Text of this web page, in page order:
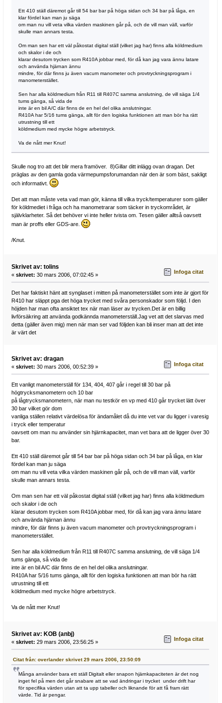
Ett 410 ställ däremot går till 54 bar bar på höga sidan och 34 bar på låga, en
klar fördel kan man ju säga
om man nu vill veta vilka värden maskinen går på, och de vill man väll, varför
skulle man annars testa.
Om man sen har ett väl påkostat digital ställ (vilket jag har) finns alla köldmedium
och skalor i de och
klarar desutom trycken som R410A jobbar med, för då kan jag vara ännu latare
och använda hjärnan ännu
mindre, för där finns ju även vacum manometer och provtryckningsprogram i
manometerstället.
Sen har alla köldmedium från R11 till R407C samma anslutning, de vill säga 1/4
tums gänga, så vida de
inte är en bil A/C där finns de en hel del olika anslutningar.
R410A har 5/16 tums gänga, allt för den logiska funktionen att man bör ha rätt
utrustning till ett
köldmedium med mycke högre arbetstryck.
Va de nått mer Knut!
Skulle nog tro att det blir mera framöver. 8)Gillar ditt inlägg ovan dragan. Det
präglas av den gamla goda värmepumpsforumandan när den är som bäst, sakligt
och informativt.
Det att man måste veta vad man gör, känna till vilka tryck/temperaturer som gäller
för köldmediet i fråga och ha manometrarar som täcker in tryckområdet, är
självklarheter. Så det behöver vi inte heller tvista om. Tesen gäller alltså oavsett
man är proffs eller GDS-are.
/Knut.
Skrivet av: tolins
« skrivet: 30 mars 2006, 07:02:45 » Infoga citat
Det har faktiskt hänt att synglaset i mitten på manometerstället som inte är gjort för
R410 har släppt pga det höga trycket med svåra personskador som följd. I den
höjden har man ofta ansiktet tex när man läser av trycken.Det är en billig
livförsäkring att använda godkännda manometerställ.Jag vet att det slarvas med
detta (gäller även mig) men när man ser vad följden kan bli inser man att det inte
är värt det
Skrivet av: dragan
« skrivet: 30 mars 2006, 00:52:39 » Infoga citat
Ett vanligt manometerställ för 134, 404, 407 går i regel till 30 bar på
högtrycksmanometern och 10 bar
på lågtrycksmanometern, när man nu testkör en vp med 410 går trycket lätt över
30 bar vilket gör dom
vanliga ställen relativt värdelösa för ändamålet då du inte vet var du ligger i varesig
i tryck eller temperatur
oavsett om man nu använder sin hjärnkapacitet, man vet bara att de ligger över 30
bar.
Ett 410 ställ däremot går till 54 bar bar på höga sidan och 34 bar på låga, en klar
fördel kan man ju säga
om man nu vill veta vilka värden maskinen går på, och de vill man väll, varför
skulle man annars testa.
Om man sen har ett väl påkostat digital ställ (vilket jag har) finns alla köldmedium
och skalor i de och
klarar desutom trycken som R410A jobbar med, för då kan jag vara ännu latare
och använda hjärnan ännu
mindre, för där finns ju även vacum manometer och provtryckningsprogram i
manometerstället.
Sen har alla köldmedium från R11 till R407C samma anslutning, de vill säga 1/4
tums gänga, så vida de
inte är en bil A/C där finns de en hel del olika anslutningar.
R410A har 5/16 tums gänga, allt för den logiska funktionen att man bör ha rätt
utrustning till ett
köldmedium med mycke högre arbetstryck.
Va de nått mer Knut!
Skrivet av: KOB (anbj)
« skrivet: 29 mars 2006, 23:56:25 » Infoga citat
Citat från: overlander skrivet 29 mars 2006, 23:50:09
Många använder bara ett ställ Digitalt eller snapon hjärnkapaciteten är det nog
inget fel på men det går snabare att se vad ändringar i trycket under drift har
för specifika värden utan att ta upp tabeller och liknande för att få fram rätt
värde. Tid är pengar.